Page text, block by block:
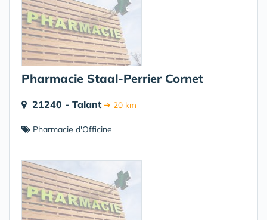
Pharmacie Staal-Perrier Cornet
21240 - Talant ➔ 20 km
Pharmacie d'Officine